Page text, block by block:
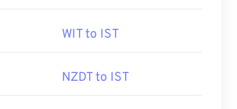
WIT to IST
NZDT to IST